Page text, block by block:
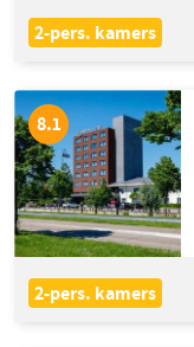
2-pers. kamers
8.1
2-pers. kamers